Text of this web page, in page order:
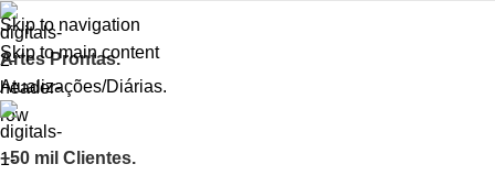
Skip to navigation
Skip to main content
Artes Prontas.
Atualizações/Diárias.
+50 mil Clientes.